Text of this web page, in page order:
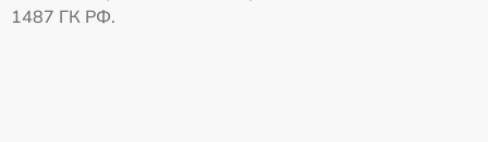
1487 ГК РФ.